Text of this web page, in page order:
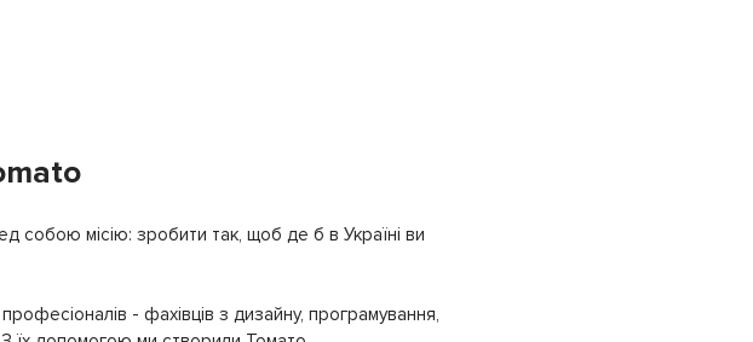
собою місію: зробити так, щоб де б в Україні ви
- фахівців з дизайну, програмування,